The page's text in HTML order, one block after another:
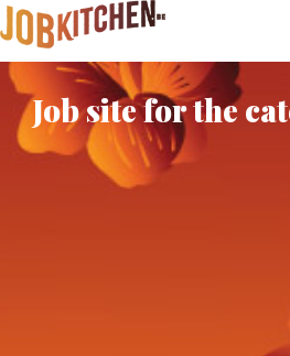
Job site for the